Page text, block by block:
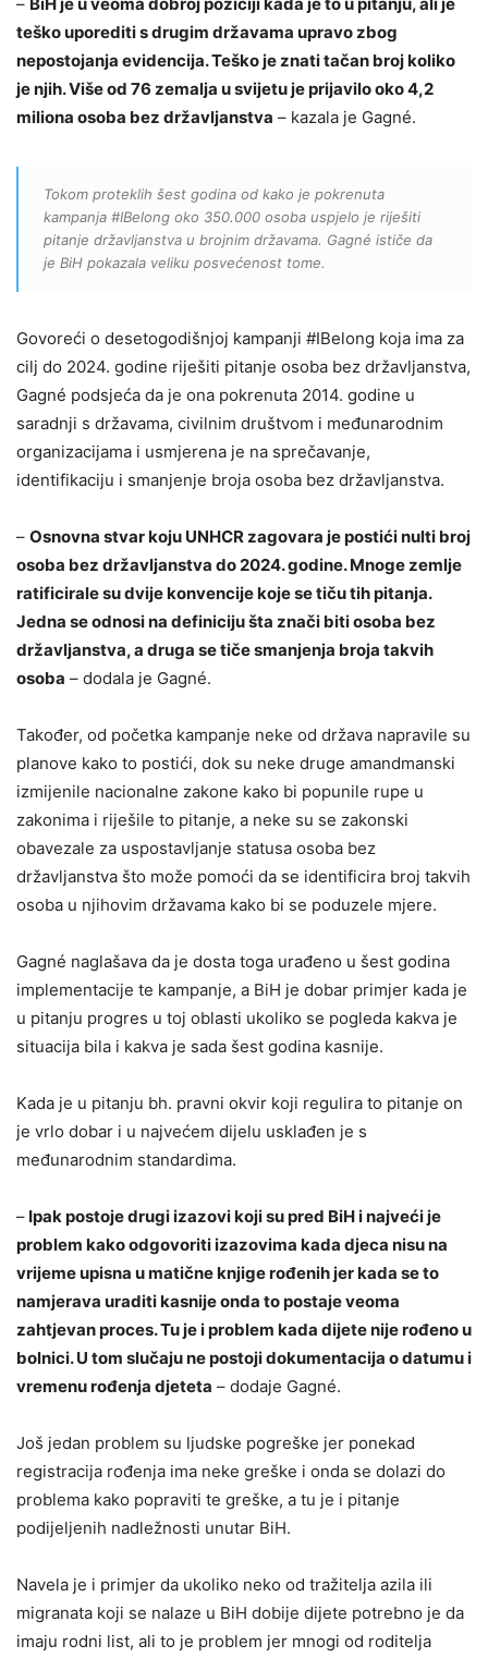
teško uporediti s drugim državama upravo zbog
nepostojanja evidencija. Teško je znati tačan broj koliko
je njih. Više od 76 zemalja u svijetu je prijavilo oko 4,2
miliona osoba bez državljanstva – kazala je Gagné.
Tokom proteklih šest godina od kako je pokrenuta
kampanja #IBelong oko 350.000 osoba uspjelo je riješiti
pitanje državljanstva u brojnim državama. Gagné ističe da
je BiH pokazala veliku posvećenost tome.
Govoreći o desetogodišnjoj kampanji #IBelong koja ima za
cilj do 2024. godine riješiti pitanje osoba bez državljanstva,
Gagné podsjeća da je ona pokrenuta 2014. godine u
saradnji s državama, civilnim društvom i međunarodnim
organizacijama i usmjerena je na sprečavanje,
identifikaciju i smanjenje broja osoba bez državljanstva.
– Osnovna stvar koju UNHCR zagovara je postići nulti broj
osoba bez državljanstva do 2024. godine. Mnoge zemlje
ratificirale su dvije konvencije koje se tiču tih pitanja.
Jedna se odnosi na definiciju šta znači biti osoba bez
državljanstva, a druga se tiče smanjenja broja takvih
osoba – dodala je Gagné.
Također, od početka kampanje neke od država napravile su
planove kako to postići, dok su neke druge amandmanski
izmijenile nacionalne zakone kako bi popunile rupe u
zakonima i riješile to pitanje, a neke su se zakonski
obavezale za uspostavljanje statusa osoba bez
državljanstva što može pomoći da se identificira broj takvih
osoba u njihovim državama kako bi se poduzele mjere.
Gagné naglašava da je dosta toga urađeno u šest godina
implementacije te kampanje, a BiH je dobar primjer kada je
u pitanju progres u toj oblasti ukoliko se pogleda kakva je
situacija bila i kakva je sada šest godina kasnije.
Kada je u pitanju bh. pravni okvir koji regulira to pitanje on
je vrlo dobar i u najvećem dijelu usklađen je s
međunarodnim standardima.
– Ipak postoje drugi izazovi koji su pred BiH i najveći je
problem kako odgovoriti izazovima kada djeca nisu na
vrijeme upisna u matične knjige rođenih jer kada se to
namjerava uraditi kasnije onda to postaje veoma
zahtjevan proces. Tu je i problem kada dijete nije rođeno u
bolnici. U tom slučaju ne postoji dokumentacija o datumu i
vremenu rođenja djeteta – dodaje Gagné.
Još jedan problem su ljudske pogreške jer ponekad
registracija rođenja ima neke greške i onda se dolazi do
problema kako popraviti te greške, a tu je i pitanje
podijeljenih nadležnosti unutar BiH.
Navela je i primjer da ukoliko neko od tražitelja azila ili
migranata koji se nalaze u BiH dobije dijete potrebno je da
imaju rodni list, ali to je problem jer mnogi od roditelja